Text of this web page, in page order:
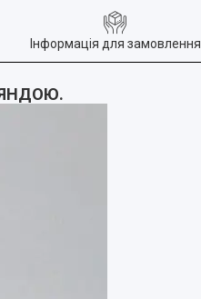
Інформація для замовлення